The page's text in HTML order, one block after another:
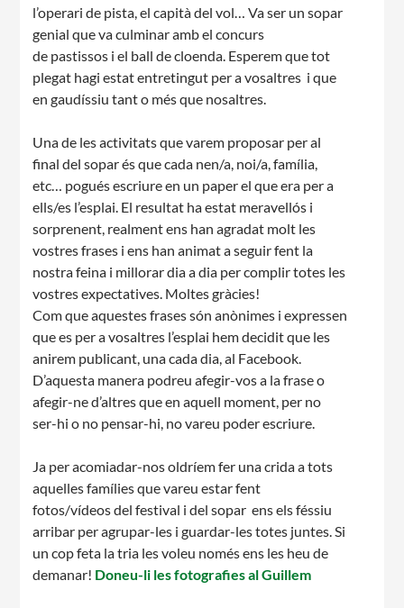
l’operari de pista, el capità del vol… Va ser un sopar
genial que va culminar amb el concurs
de pastissos i el ball de cloenda. Esperem que tot
plegat hagi estat entretingut per a vosaltres i que
en gaudíssiu tant o més que nosaltres.
Una de les activitats que varem proposar per al
final del sopar és que cada nen/a, noi/a, família,
etc… pogués escriure en un paper el que era per a
ells/es l’esplai. El resultat ha estat meravellós i
sorprenent, realment ens han agradat molt les
vostres frases i ens han animat a seguir fent la
nostra feina i millorar dia a dia per complir totes les
vostres expectatives. Moltes gràcies!
Com que aquestes frases són anònimes i expressen
que es per a vosaltres l’esplai hem decidit que les
anirem publicant, una cada dia, al Facebook.
D’aquesta manera podreu afegir-vos a la frase o
afegir-ne d’altres que en aquell moment, per no
ser-hi o no pensar-hi, no vareu poder escriure.
Ja per acomiadar-nos oldríem fer una crida a tots
aquelles famílies que vareu estar fent
fotos/vídeos del festival i del sopar ens els féssiu
arribar per agrupar-les i guardar-les totes juntes. Si
un cop feta la tria les voleu només ens les heu de
demanar! Doneu-li les fotografies al Guillem
L'equip
Missió i valors
Els comptes clars
Memòria d'activitats
Proposta educativa
ACTUALITAT
Notícies
Butlletins
Diari de la Fundació
Fundesplai als mitjans
Xarxes socials
COL·LABORA
Fes voluntariat
Fes un donatiu
Treballa amb nosaltres